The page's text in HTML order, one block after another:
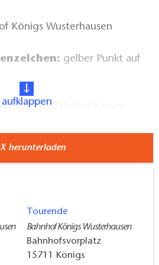
Königs Wusterhausen
gelber Punkt auf
ÖPNV:
- Bahnhofstraße -
aufklappen
herunterladen
Tourende
Bahnhof Königs Wusterhausen
Bahnhofsvorplatz
15711
Königs